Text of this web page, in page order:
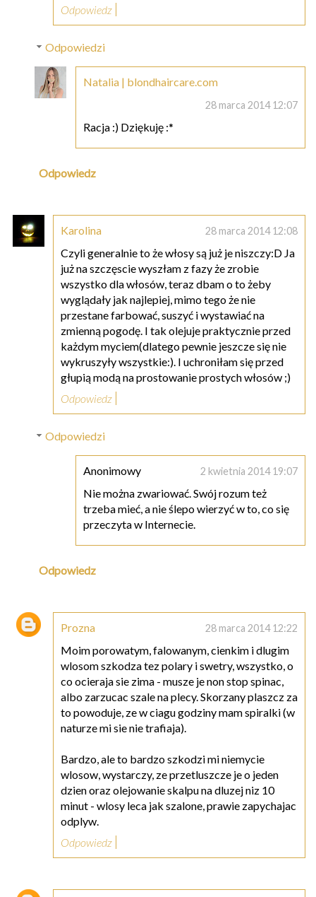
Odpowiedz
Odpowiedzi
Natalia | blondhaircare.com
28 marca 2014 12:07
Racja :) Dziękuję :*
Odpowiedz
Karolina 28 marca 2014 12:08
Czyli generalnie to że włosy są już je niszczy:D Ja
już na szczęscie wyszłam z fazy że zrobie
wszystko dla włosów, teraz dbam o to żeby
wyglądały jak najlepiej, mimo tego że nie
przestane farbować, suszyć i wystawiać na
zmienną pogodę. I tak olejuje praktycznie przed
każdym myciem(dlatego pewnie jeszcze się nie
wykruszyły wszystkie:). I uchroniłam się przed
głupią modą na prostowanie prostych włosów ;)
Odpowiedz
Odpowiedzi
Anonimowy 2 kwietnia 2014 19:07
Nie można zwariować. Swój rozum też
trzeba mieć, a nie ślepo wierzyć w to, co się
przeczyta w Internecie.
Odpowiedz
Prozna 28 marca 2014 12:22
Moim porowatym, falowanym, cienkim i dlugim
wlosom szkodza tez polary i swetry, wszystko, o
co ocieraja sie zima - musze je non stop spinac,
albo zarzucac szale na plecy. Skorzany plaszcz za
to powoduje, ze w ciagu godziny mam spiralki (w
naturze mi sie nie trafiaja).
Bardzo, ale to bardzo szkodzi mi niemycie
wlosow, wystarczy, ze przetluszcze je o jeden
dzien oraz olejowanie skalpu na dluzej niz 10
minut - wlosy leca jak szalone, prawie zapychajac
odplyw.
Odpowiedz